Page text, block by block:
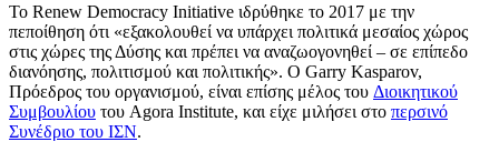
Το Renew Democracy Initiative ιδρύθηκε το 2017 με την
πεποίθηση ότι «εξακολουθεί να υπάρχει πολιτικά μεσαίος χώρος
στις χώρες της Δύσης και πρέπει να αναζωογονηθεί – σε επίπεδο
διανόησης, πολιτισμού και πολιτικής». Ο Garry Kasparov,
Πρόεδρος του οργανισμού, είναι επίσης μέλος του Διοικητικού
Συμβουλίου του Agora Institute, και είχε μιλήσει στο περσινό
Συνέδριο του ΙΣΝ.